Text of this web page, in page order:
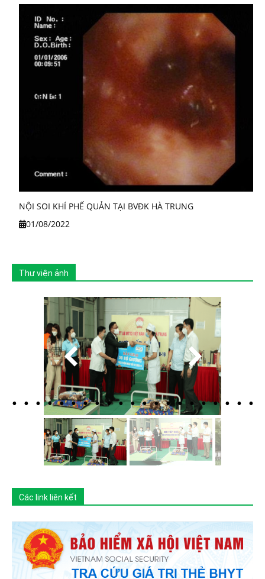
NỘI SOI KHÍ PHẾ QUẢN TẠI BVĐK HÀ TRUNG
01/08/2022
Thư viện ảnh
Các link liên kết